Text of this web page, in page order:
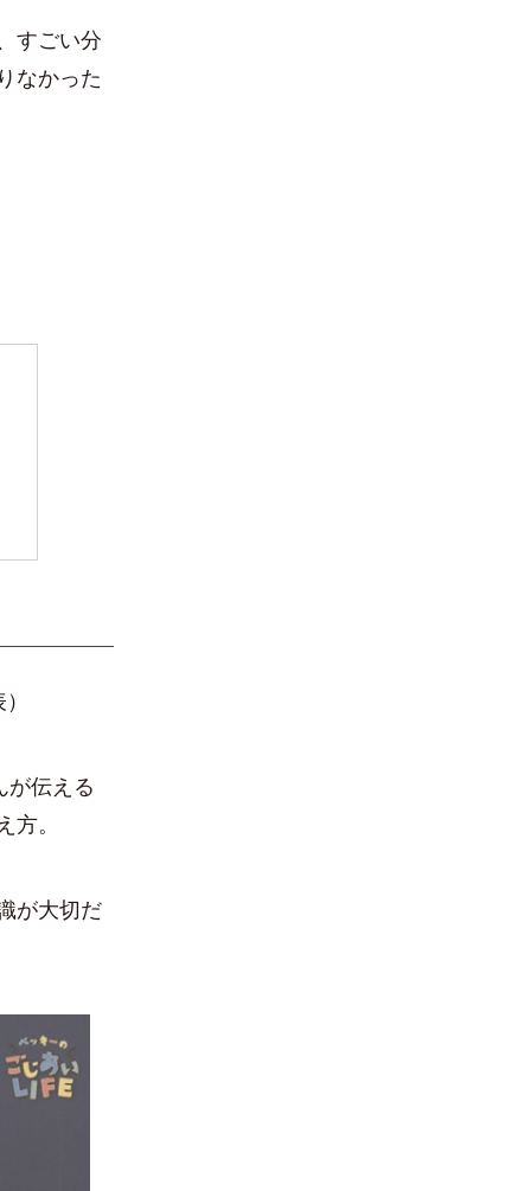
すごい分
なかった
が伝える
方。
が大切だ